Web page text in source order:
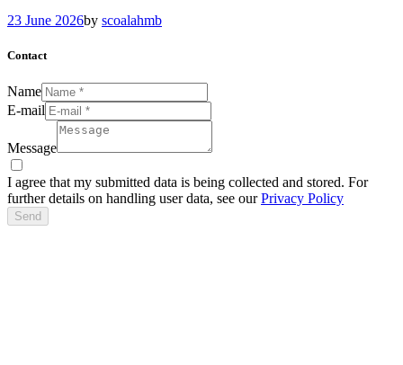
23 June 2026by scoalahmb
Contact
Name
E-mail
Message
I agree that my submitted data is being collected and stored. For
further details on handling user data, see ourPrivacy Policy
Send